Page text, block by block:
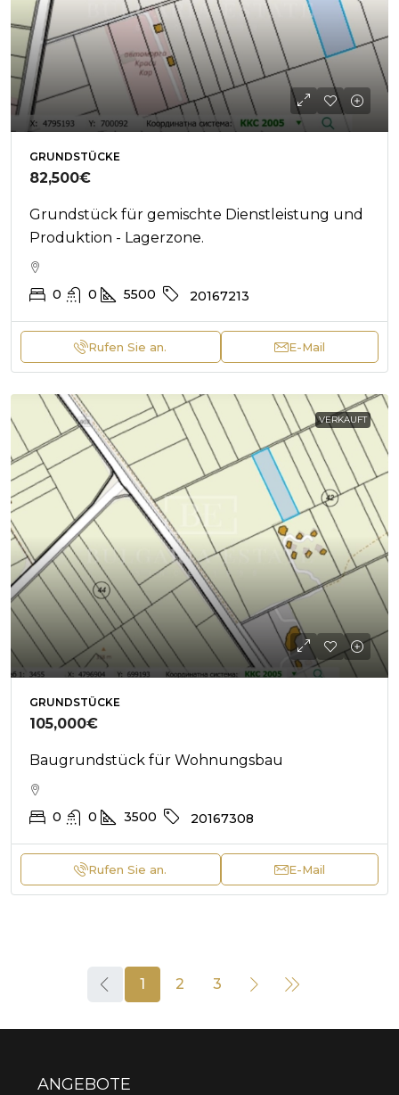
GRUNDSTÜCKE
82,500€
Grundstück für gemischte Dienstleistung und
Produktion - Lagerzone.
0 0 5500 20167213
Rufen Sie an. E-Mail
VERKAUFT
GRUNDSTÜCKE
105,000€
Baugrundstück für Wohnungsbau
0 0 3500 20167308
Rufen Sie an. E-Mail
1 2 3
ANGEBOTE